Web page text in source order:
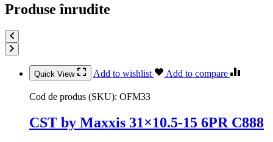
Produse înrudite
Quick View Add to wishlist Add to compare
Cod de produs (SKU): OFM33
CST by Maxxis 31×10.5-15 6PR C888